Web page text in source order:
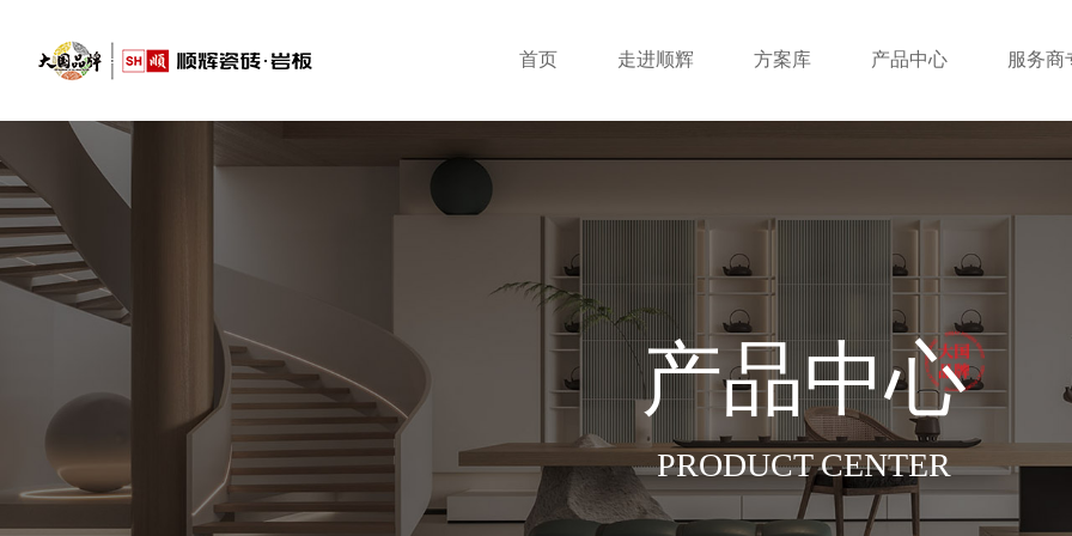
首页 走进顺辉 方案库 产品中心 服务商
产品中心
PRODUCT CENTER